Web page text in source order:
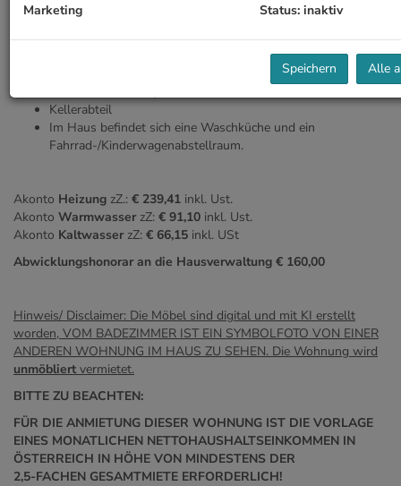
AUSSTATTUNG:
Parkett,- und Fliesenböden
Kellerabteil
Im Haus befindet sich eine Waschküche und ein
Fahrrad-/Kinderwagenabstellraum.
Akonto Heizung zZ.: € 239,41 inkl. Ust.
Akonto Warmwasser zZ: € 91,10 inkl. Ust.
Akonto KaltwasserzZ: € 66,15 inkl. USt
Abwicklungshonorar an die Hausverwaltung € 160,00
Hinweis/ Disclaimer: Die Möbel sind digital und mit KI erstellt
worden, VOM BADEZIMMER IST EIN SYMBOLFOTO VON EINER
ANDEREN WOHNUNG IM HAUS ZU SEHEN. Die Wohnung wird
unmöbliertvermietet.
BITTE ZU BEACHTEN:
FÜR DIE ANMIETUNG DIESER WOHNUNG IST DIE VORLAGE
EINES MONATLICHEN NETTOHAUSHALTSEINKOMMEN IN
ÖSTERREICH IN HÖHE VON MINDESTENS DER
2,5-FACHEN GESAMTMIETE ERFORDERLICH!
Marketing Status: inaktiv
Speichern Alle